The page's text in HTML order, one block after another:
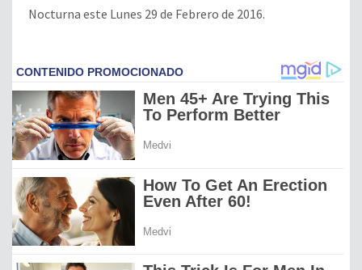
Nocturna este Lunes 29 de Febrero de 2016.